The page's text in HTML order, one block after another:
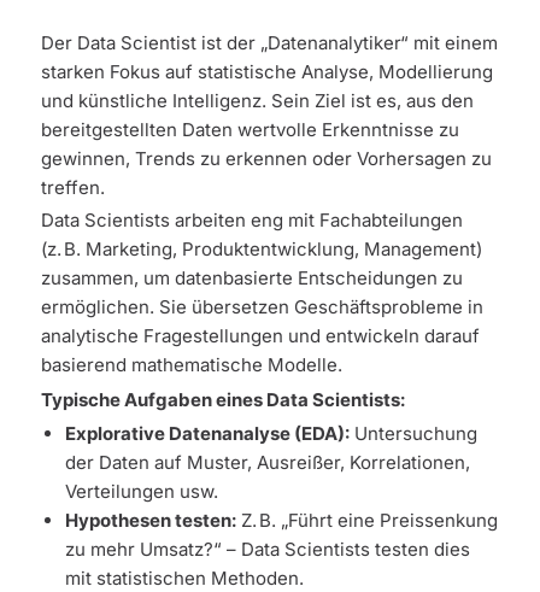
Der Data Scientist ist der „Datenanalytiker“ mit einem
starken Fokus auf statistische Analyse, Modellierung
und künstliche Intelligenz. Sein Ziel ist es, aus den
bereitgestellten Daten wertvolle Erkenntnisse zu
gewinnen, Trends zu erkennen oder Vorhersagen zu
treffen.
Data Scientists arbeiten eng mit Fachabteilungen
(z. B. Marketing, Produktentwicklung, Management)
zusammen, um datenbasierte Entscheidungen zu
ermöglichen. Sie übersetzen Geschäftsprobleme in
analytische Fragestellungen und entwickeln darauf
basierend mathematische Modelle.
Typische Aufgaben eines Data Scientists:
Explorative Datenanalyse (EDA): Untersuchung
der Daten auf Muster, Ausreißer, Korrelationen,
Verteilungen usw.
Hypothesen testen: Z. B. „Führt eine Preissenkung
zu mehr Umsatz?“ – Data Scientists testen dies
mit statistischen Methoden.